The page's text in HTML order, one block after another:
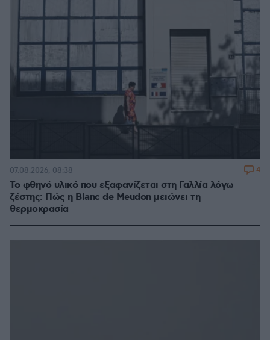
Το φθηνό υλικό που εξαφανίζεται στη Γαλλία λόγω
ζέστης: Πώς η Blanc de Meudon μειώνει τη
θερμοκρασία
07.08.2026, 08:38 4